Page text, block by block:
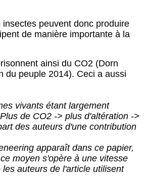
peuvent donc produire
de manière importante à la
ainsi du CO2 (Dorn
du peuple 2014). Ceci a aussi
vivants étant largement
de CO2 -> plus d'altération ->
des auteurs d'une contribution
apparaît dans ce papier,
moyen s'opère à une vitesse
auteurs de l'article utilisent